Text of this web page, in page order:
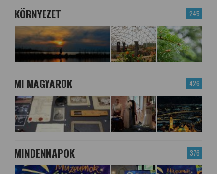
245
KÖRNYEZET
426
MI MAGYAROK
376
MINDENNAPOK